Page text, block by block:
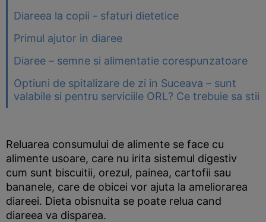
Diareea la copii - sfaturi dietetice
Primul ajutor in diaree
Diaree – semne si alimentatie corespunzatoare
Optiuni de spitalizare de zi in Suceava – sunt
valabile si pentru serviciile ORL? Ce trebuie sa stii
Reluarea consumului de alimente se face cu
alimente usoare, care nu irita sistemul digestiv
cum sunt biscuitii, orezul, painea, cartofii sau
bananele, care de obicei vor ajuta la ameliorarea
diareei. Dieta obisnuita se poate relua cand
diareea va disparea.